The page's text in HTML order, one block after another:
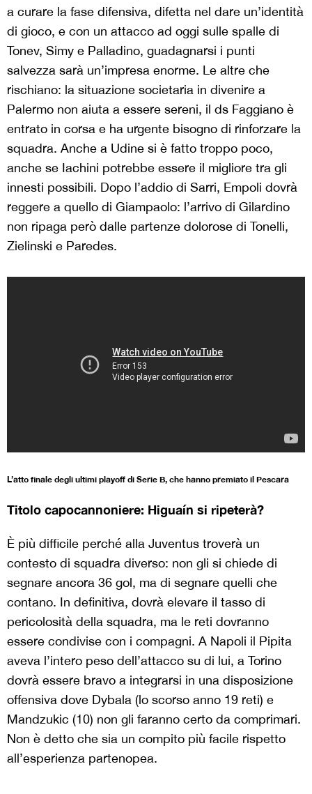
a curare la fase difensiva, difetta nel dare un’identità
di gioco, e con un attacco ad oggi sulle spalle di
Tonev, Simy e Palladino, guadagnarsi i punti
salvezza sarà un’impresa enorme. Le altre che
rischiano: la situazione societaria in divenire a
Palermo non aiuta a essere sereni, il ds Faggiano è
entrato in corsa e ha urgente bisogno di rinforzare la
squadra. Anche a Udine si è fatto troppo poco,
anche se Iachini potrebbe essere il migliore tra gli
innesti possibili. Dopo l’addio di Sarri, Empoli dovrà
reggere a quello di Giampaolo: l’arrivo di Gilardino
non ripaga però dalle partenze dolorose di Tonelli,
Zielinski e Paredes.
L’atto finale degli ultimi playoff di Serie B, che hanno premiato il Pescara
Titolo capocannoniere: Higuaín si ripeterà?
È più difficile perché alla Juventus troverà un
contesto di squadra diverso: non gli si chiede di
segnare ancora 36 gol, ma di segnare quelli che
contano. In definitiva, dovrà elevare il tasso di
pericolosità della squadra, ma le reti dovranno
essere condivise con i compagni. A Napoli il Pipita
aveva l’intero peso dell’attacco su di lui, a Torino
dovrà essere bravo a integrarsi in una disposizione
offensiva dove Dybala (lo scorso anno 19 reti) e
Mandzukic (10) non gli faranno certo da comprimari.
Non è detto che sia un compito più facile rispetto
all’esperienza partenopea.